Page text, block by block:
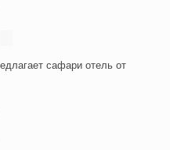
сафари отель от